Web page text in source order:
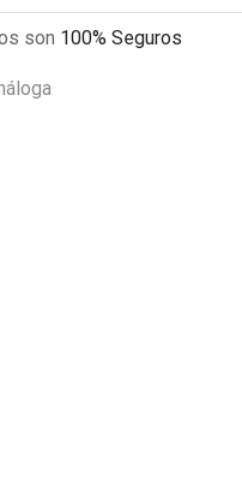
son 100% Seguros